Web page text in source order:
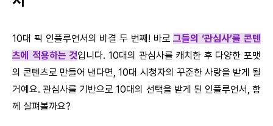
10대 픽 인플루언서의 비결 두 번째! 바로그들의 ‘관심사’를 콘텐
츠에 적용하는 것입니다. 10대의 관심사를 캐치한 후 다양한 포맷
의 콘텐츠로 만들어 낸다면, 10대 시청자의 꾸준한 사랑을 받게 될
거예요. 관심사를 기반으로 10대의 선택을 받게 된 인플루언서, 함
께 살펴볼까요?